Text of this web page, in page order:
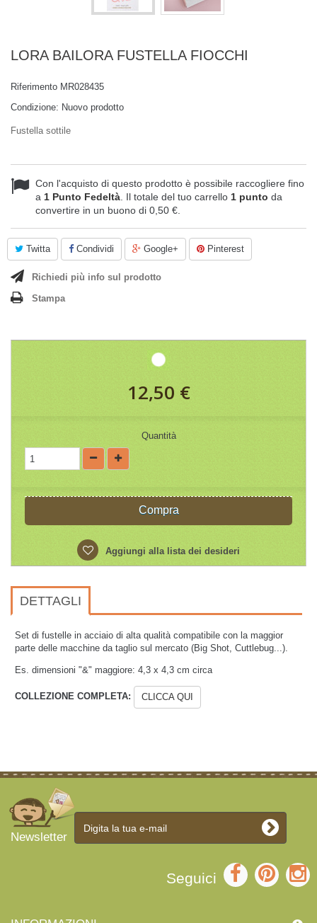
LORA BAILORA FUSTELLA FIOCCHI
Riferimento MR028435
Condizione: Nuovo prodotto
Fustella sottile
Con l'acquisto di questo prodotto è possibile raccogliere fino
a 1 Punto Fedeltà . Il totale del tuo carrello 1 punto da
convertire in un buono di 0,50 €
Twitta Condividi Google+ Pinterest
Richiedi più info sul prodotto
Stampa
12,50 €
Quantità
Compra
Aggiungi alla lista dei desideri
DETTAGLI
Set di fustelle in acciaio di alta qualità compatibile con la maggior
parte delle macchine da taglio sul mercato (Big Shot, Cuttlebug...).
Es. dimensioni "&" maggiore: 4,3 x 4,3 cm circa
COLLEZIONE COMPLETA: CLICCA QUI
Newsletter
Seguici